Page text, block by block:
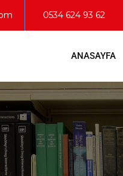
0534 624 93 62
ANASAYFA